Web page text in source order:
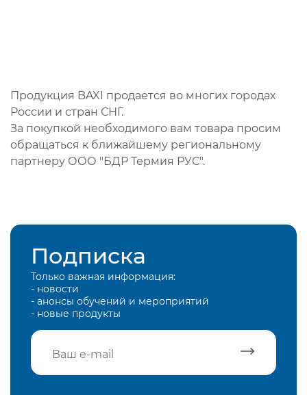
Продукция BAXI продается во многих городах
России и стран СНГ.
За покупкой необходимого вам товара просим
обращаться к ближайшему региональному
партнеру ООО "БДР Термия РУС".
Подписка
Только важная информация:
- новости
- анонсы обучений и мероприятий
- новые продукты